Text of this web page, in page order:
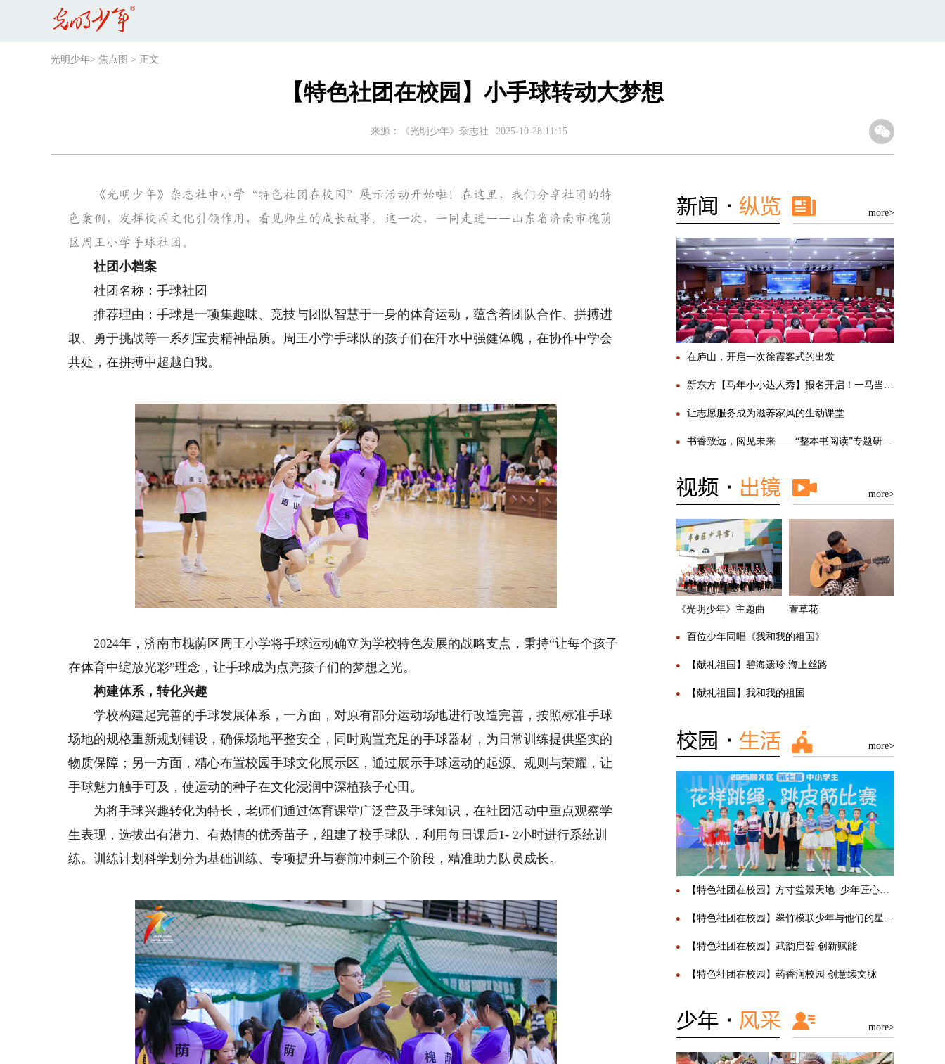
光明少年> 焦点图 > 正文
【特色社团在校园】小手球转动大梦想
来源：《光明少年》杂志社 2025-10-28 11:15
《光明少年》杂志社中小学“特色社团在校园”展示活动开始啦！在这里，我们分享社团的特
色案例，发挥校园文化引领作用，看见师生的成长故事。这一次，一同走进——山东省济南市槐荫
区周王小学手球社团 。
社团小档案
社团名称：手球社团
推荐理由：手球是一项集趣味、竞技与团队智慧于一身的体育运动，蕴含着团队合作、拼搏进
取、勇于挑战等一系列宝贵精神品质。周王小学手球队的孩子们在汗水中强健体魄，在协作中学会
共处，在拼搏中超越自我。
2024年，济南市槐荫区周王小学将手球运动确立为学校特色发展的战略支点，秉持“让每个孩子
在体育中绽放光彩”理念，让手球成为点亮孩子们的梦想之光。
构建体系，转化兴趣
学校构建起完善的手球发展体系，一方面，对原有部分运动场地进行改造完善，按照标准手球
场地的规格重新规划铺设，确保场地平整安全，同时购置充足的手球器材，为日常训练提供坚实的
物质保障；另一方面，精心布置校园手球文化展示区，通过展示手球运动的起源、规则与荣耀，让
手球魅力触手可及，使运动的种子在文化浸润中深植孩子心田。
为将手球兴趣转化为特长，老师们通过体育课堂广泛普及手球知识，在社团活动中重点观察学
生表现，选拔出有潜力、有热情的优秀苗子，组建了校手球队，利用每日课后1- 2小时进行系统训
练。训练计划科学划分为基础训练、专项提升与赛前冲刺三个阶段，精准助力队员成长。
more>
在庐山，开启一次徐霞客式的出发
新东方【马年小小达人秀】报名开启！一马当先，勇敢SHOW自己
让志愿服务成为滋养家风的生动课堂
书香致远，阅见未来——“整本书阅读”专题研讨活动圆满举行
more>
《光明少年》主题曲 萱草花
百位少年同唱《我和我的祖国》
【献礼祖国】碧海遗珍 海上丝路
【献礼祖国】我和我的祖国
more>
【特色社团在校园】方寸盆景天地 少年匠心传承
【特色社团在校园】翠竹模联少年与他们的星辰大海
【特色社团在校园】武韵启智 创新赋能
【特色社团在校园】药香润校园 创意续文脉
more>